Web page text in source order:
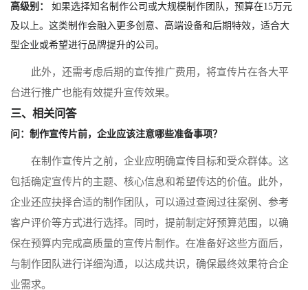
高级别： 如果选择知名制作公司或大规模制作团队，预算在15万元
及以上。这类制作会融入更多创意、高端设备和后期特效，适合大
型企业或希望进行品牌提升的公司。
此外，还需考虑后期的宣传推广费用，将宣传片在各大平
台进行推广也能有效提升宣传效果。
三、相关问答
问：制作宣传片前，企业应该注意哪些准备事项？
在制作宣传片之前，企业应明确宣传目标和受众群体。这
包括确定宣传片的主题、核心信息和希望传达的价值。此外，
企业还应抉择合适的制作团队，可以通过查阅过往案例、参考
客户评价等方式进行选择。同时，提前制定好预算范围，以确
保在预算内完成高质量的宣传片制作。在准备好这些方面后，
与制作团队进行详细沟通，以达成共识，确保最终效果符合企
业需求。